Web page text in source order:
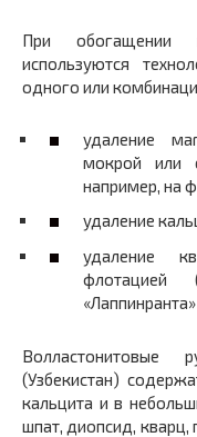
При обогащении
используются
одного или
удаление
мокрой или
например, на
удаление
удаление
флотацией
Волластонитовые
(Узбекистан)
кальцита и в
шпат, диопсид, кварц,